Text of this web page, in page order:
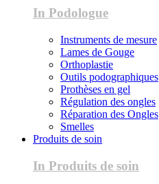
In Podologue
Instruments de mesure
Lames de Gouge
Orthoplastie
Outils podographiques
Prothèses en gel
Régulation des ongles
Réparation des Ongles
Smelles
Produits de soin
In Produits de soin